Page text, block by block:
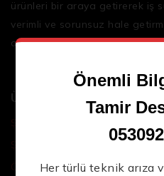
ürünleri bir araya getirerek iş
verimli ve sorunsuz hale
oluyoruz.
Ürünler
Şarjlı El Aletleri
Şarjlı Led Lambalar
Özel Tasarım El Aletleri
Önemli
Tamir
Her türlü teknik arıza